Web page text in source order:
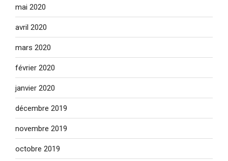
mai 2020
avril 2020
mars 2020
février 2020
janvier 2020
décembre 2019
novembre 2019
octobre 2019